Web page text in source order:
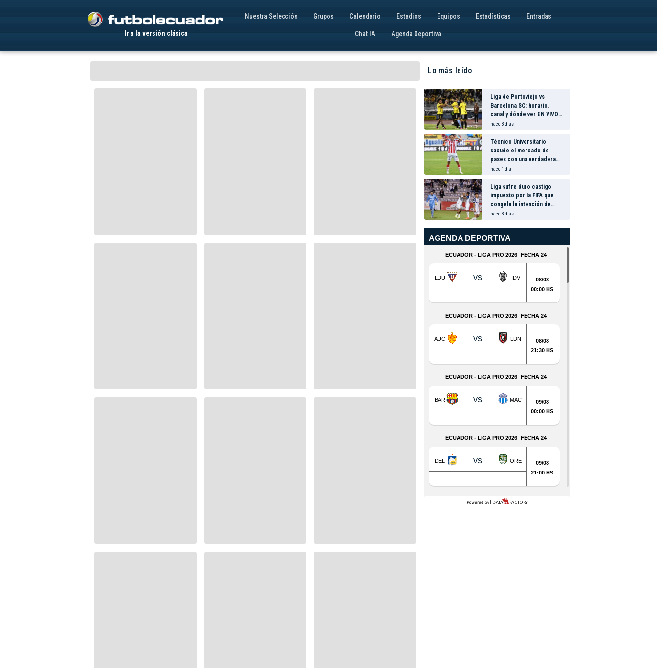
Ir a la versión clásica
Nuestra Selección Grupos Calendario Estadios Equipos Estadísticas Entradas
Chat IA Agenda Deportiva
Lo más leído
Liga de Portoviejo vs
Barcelona SC: horario,
canal y dónde ver EN VIVO
los octavos de final de la
hace 3 días
Técnico Universitario
sacude el mercado de
pases con una verdadera
revolución para asegurar la
hace 1 día
Liga sufre duro castigo
impuesto por la FIFA que
congela la intención de
hacer nuevos fichajes
hace 3 días